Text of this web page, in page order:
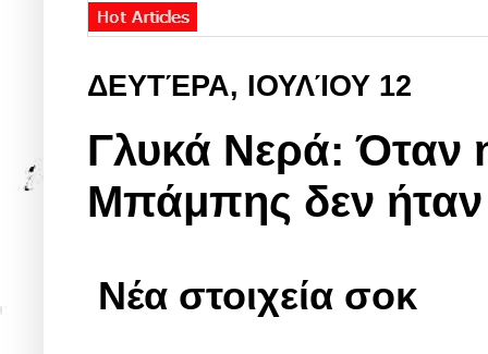
ΔΕΥΤΈΡΑ, ΙΟΥΛΊΟΥ 12
Γλυκά Νερά: Όταν
Μπάμπης δεν ήταν
Νέα στοιχεία σοκ